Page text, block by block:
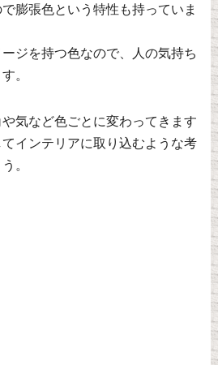
膨張色という特性も持っていま
ジを持つ色なので、人の気持ち
。
気など色ごとに変わってきます
インテリアに取り込むような考
。